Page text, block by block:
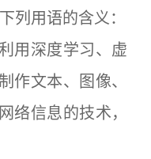
列用语的含义：
深度学习、虚
作文本、图像、
络信息的技术，